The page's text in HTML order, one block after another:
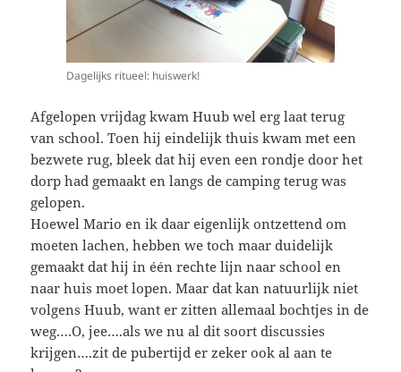
Dagelijks ritueel: huiswerk!
Afgelopen vrijdag kwam Huub wel erg laat terug
van school. Toen hij eindelijk thuis kwam met een
bezwete rug, bleek dat hij even een rondje door het
dorp had gemaakt en langs de camping terug was
gelopen.
Hoewel Mario en ik daar eigenlijk ontzettend om
moeten lachen, hebben we toch maar duidelijk
gemaakt dat hij in één rechte lijn naar school en
naar huis moet lopen. Maar dat kan natuurlijk niet
volgens Huub, want er zitten allemaal bochtjes in de
weg….O, jee….als we nu al dit soort discussies
krijgen….zit de pubertijd er zeker ook al aan te